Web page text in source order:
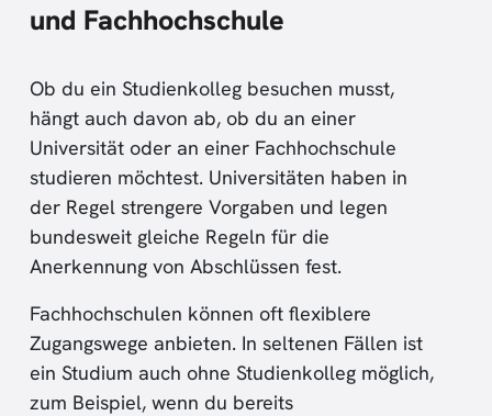
und Fachhochschule
Ob du ein Studienkolleg besuchen musst,
hängt auch davon ab, ob du an einer
Universität oder an einer Fachhochschule
studieren möchtest. Universitäten haben in
der Regel strengere Vorgaben und legen
bundesweit gleiche Regeln für die
Anerkennung von Abschlüssen fest.
Fachhochschulen können oft flexiblere
Zugangswege anbieten. In seltenen Fällen ist
ein Studium auch ohne Studienkolleg möglich,
zum Beispiel, wenn du bereits